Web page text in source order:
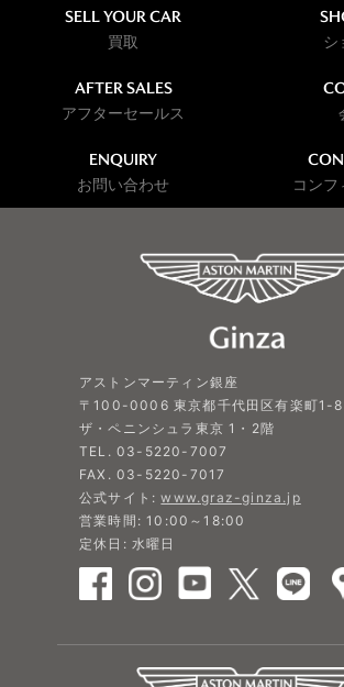
SELL YOUR CAR
買取 シ
AFTER SALES
アフターセールス
ENQUIRY
お問い合わせ コンフ
アストンマーティン銀座
〒100-0006 東京都千代田区有楽町1-
ザ・ペニンシュラ東京 1・2階
TEL. 03-5220-7007
FAX. 03-5220-7017
公式サイト:www.graz-ginza.jp
営業時間: 10:00～18:00
定休日: 水曜日